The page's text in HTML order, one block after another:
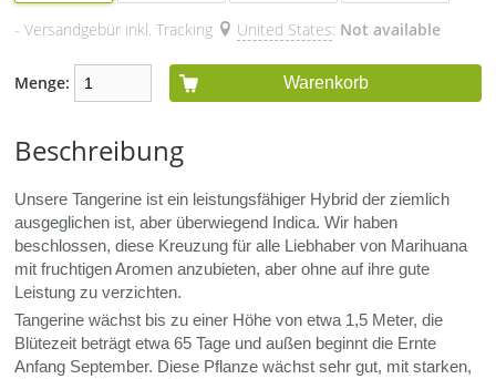
- Versandgebür inkl. Tracking United States: Not available
Menge: Warenkorb
Beschreibung
Unsere Tangerine ist ein leistungsfähiger Hybrid der ziemlich
ausgeglichen ist, aber überwiegend Indica. Wir haben
beschlossen, diese Kreuzung für alle Liebhaber von Marihuana
mit fruchtigen Aromen anzubieten, aber ohne auf ihre gute
Leistung zu verzichten.
Tangerine wächst bis zu einer Höhe von etwa 1,5 Meter, die
Blütezeit beträgt etwa 65 Tage und außen beginnt die Ernte
Anfang September. Diese Pflanze wächst sehr gut, mit starken,